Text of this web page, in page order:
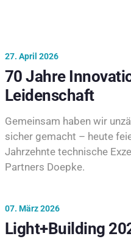
27. April 2026
70 Jahre
Leidenschaft
Gemeinsam haben wir
sicher gemacht – heute
Jahrzehnte technische
Partners Doepke.
07. März 2026
Light+Building